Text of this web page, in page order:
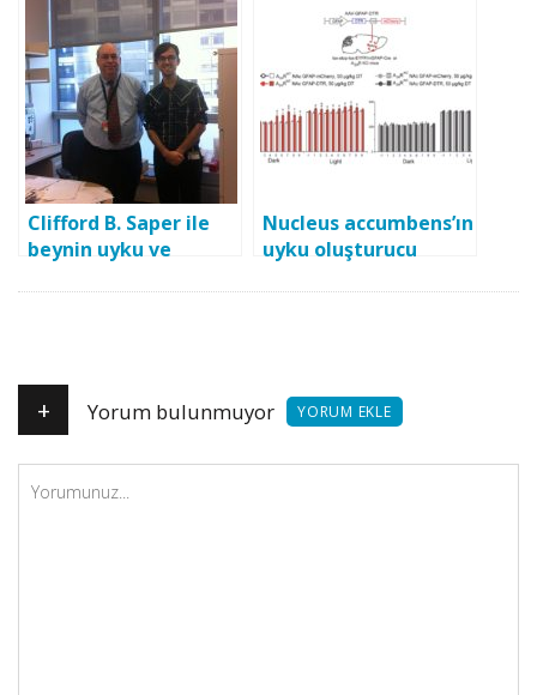
düşürüyor
Clifford B. Saper ile
beynin uyku ve
Nucleus accumbens’ın
uyku oluşturucu
+ Yorum bulunmuyor YORUM EKLE